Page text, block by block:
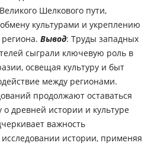
Шелкового пути,
культурами и укреплению
Вывод: Труды западных
сыграли ключевую роль в
освещая культуру и быт
между регионами.
продолжают оставаться
древней истории и культуре
важность
исследовании истории, применяя